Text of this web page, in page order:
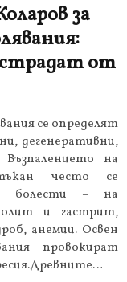
за
от
се определят
дегенеративни,
на
често се
болести – на
и гастрит,
анемии. Освен
провокират